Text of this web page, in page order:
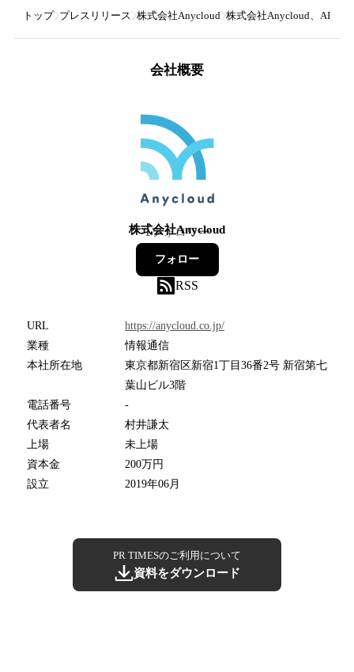
トップ プレスリリース 株式会社Anycloud 株式会社Anycloud、AIに
会社概要
株式会社Anycloud
1フォロワー
フォロー
RSS
URL
https://anycloud.co.jp/
業種
情報通信
本社所在地
東京都新宿区新宿1丁目36番2号 新宿第七
葉山ビル3階
電話番号
-
代表者名
村井謙太
上場
未上場
資本金
200万円
設立
2019年06月
PR TIMESのご利用について
資料をダウンロード